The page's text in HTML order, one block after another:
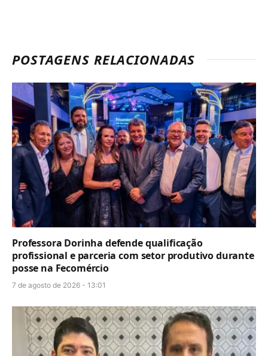
POSTAGENS RELACIONADAS
Professora Dorinha defende qualificação
profissional e parceria com setor produtivo durante
posse na Fecomércio
7 de agosto de 2026 - 13:01